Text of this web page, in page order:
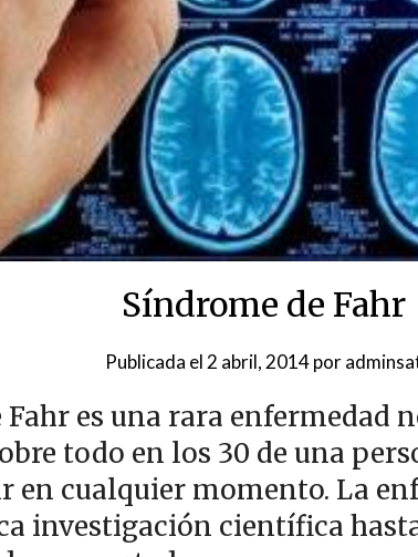
Síndrome de Fahr
Publicada el 2 abril, 2014por
es una rara enfermedad
todo en los 30 de una
en cualquier momento. La
investigación científica